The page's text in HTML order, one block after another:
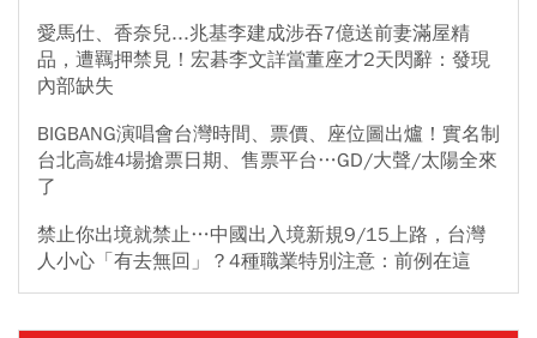
愛馬仕、香奈兒...兆基李建成涉吞7億送前妻滿屋精
品，遭羈押禁見！宏碁李文詳當董座才2天閃辭：發現
內部缺失
BIGBANG演唱會台灣時間、票價、座位圖出爐！實名制
台北高雄4場搶票日期、售票平台…GD/大聲/太陽全來
了
禁止你出境就禁止…中國出入境新規9/15上路，台灣
人小心「有去無回」？4種職業特別注意：前例在這